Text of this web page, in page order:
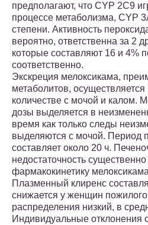
предполагают, что CYP 2C9
процессе метаболизма, CYP
степени. Активность
вероятно, ответственна за 2
которые составляют 16 и 4%
соответственно.
Экскреция мелоксикама,
метаболитов,
количестве с мочой и калом.
дозы выделяется в
время как только следы
выделяются с мочой. Период
составляет около 20 ч.
недостаточность
фармакокинетику
Плазменный клиренс
снижается у женщин
распределения низкий, в
Индивидуальные отклонения